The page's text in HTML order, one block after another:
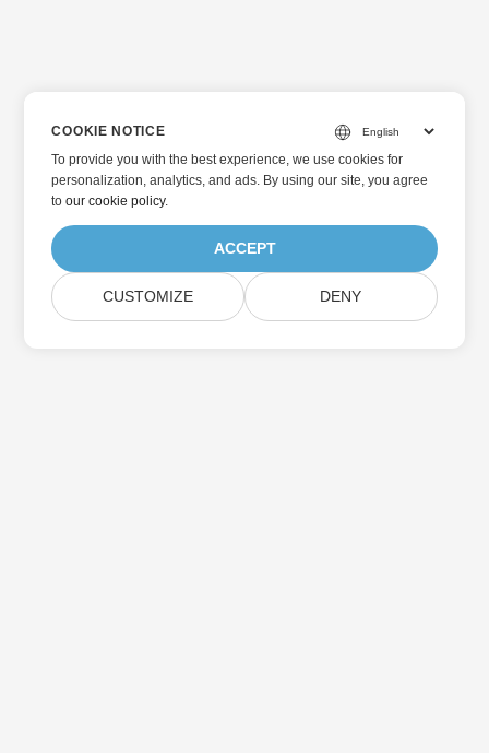
COOKIE NOTICE
To provide you with the best experience, we use cookies for
personalization, analytics, and ads. By using our site, you agree
toour cookie policy.
ACCEPT
CUSTOMIZE DENY